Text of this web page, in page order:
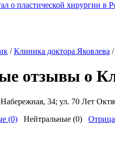
о пластической хирургии в
/ Клиника доктора Яковлева /
отзывы о
34; ул. 70 Лет
(0) Нейтральные (0)